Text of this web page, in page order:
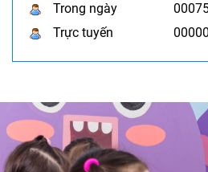
Trong ngày
Trực tuyến